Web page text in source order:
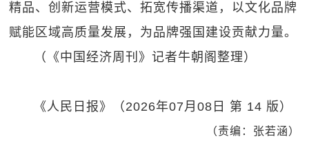
精品、创新运营模式、拓宽传播渠道，以文化品牌
赋能区域高质量发展，为品牌强国建设贡献力量。
（《中国经济周刊》记者牛朝阁整理）
《人民日报》（2026年07月08日 第 14 版）
（责编：张若涵）